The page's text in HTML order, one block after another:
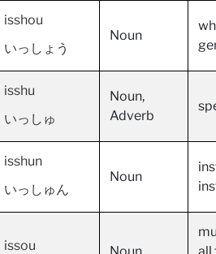
isshou
いっしょう
Noun
isshu
いっしゅ
Noun,
Adverb
isshun
いっしゅん
Noun
issou